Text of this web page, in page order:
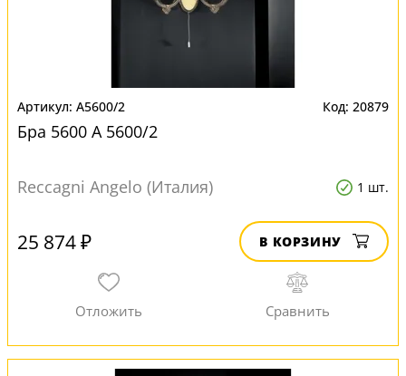
A5600/2 20879
Бра 5600 A 5600/2
Reccagni Angelo (Италия) 1 шт.
25 874 ₽ В КОРЗИНУ